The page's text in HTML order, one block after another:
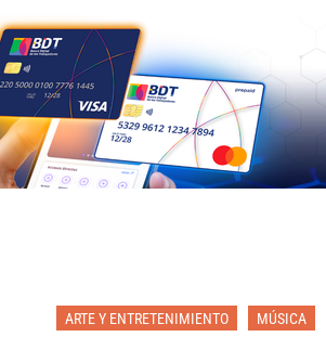
ARTE Y ENTRETENIMIENTO MÚSICA